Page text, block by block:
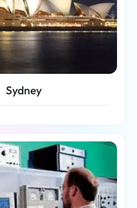
Sydney
En savoir plus